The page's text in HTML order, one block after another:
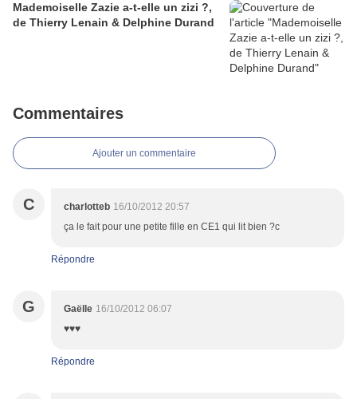
Mademoiselle Zazie a-t-elle un zizi ?,
de Thierry Lenain & Delphine Durand
Commentaires
Ajouter un commentaire
C charlotteb 16/10/2012 20:57
ça le fait pour une petite fille en CE1 qui lit bien ?c
Répondre
G Gaëlle 16/10/2012 06:07
♥♥♥
Répondre